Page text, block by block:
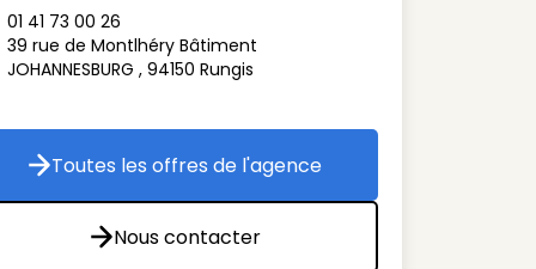
téléphone
01 41 73 00 26
adresse
39 rue de Montlhéry Bâtiment
JOHANNESBURG , 94150 Rungis
Toutes les offres de l'agence
Toutes les offres de l'agence
Nous contacter
Nous contacter